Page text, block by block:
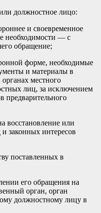
должностное лицо:
и своевременное
необходимости — с
обращение;
форме, необходимые
и материалы в
местного
лиц, за исключением
предварительного
восстановление или
законных интересов
поставленных в
его обращения на
орган, орган
должностному лицу в